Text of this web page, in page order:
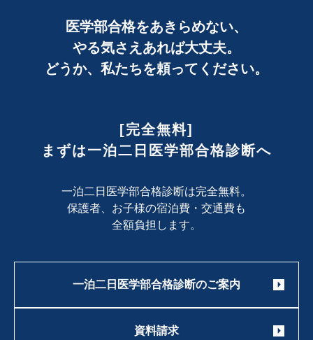
医学部合格をあきらめない、
やる気さえあれば大丈夫。
どうか、私たちを頼ってください。
[完全無料]
まずは一泊二日医学部合格診断へ
一泊二日医学部合格診断は完全無料。
保護者、お子様の宿泊費・交通費も
全額負担します。
一泊二日医学部合格診断のご案内
資料請求